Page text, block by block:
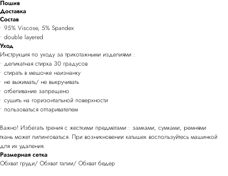
Пошив
Доставка
Состав
• 95% Viscose, 5% Spandex
• double layered
Уход
Инструкция по уходу за трикотажными изделиями :
• деликатная стирка 30 градусов
• стирать в мешочке наизнанку
• не выжимать/ не выкручивать
• отбеливание запрещено
• сушить на горизонтальной поверхности
• пользоваться отпаривателем
Важно! Избегать трения с жесткими предметами : замками, сумками, ремнями
ткань может пилинговаться. При возникновении катышек воспользуйтесь машинкой
для их удаления.
Размерная сетка
Обхват груди/ Обхват талии/ Обхват бедер